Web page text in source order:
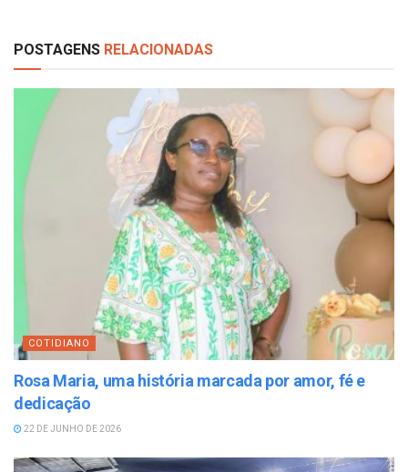
POSTAGENS RELACIONADAS
COTIDIANO
Rosa Maria, uma história marcada por amor, fé e
dedicação
22 DE JUNHO DE 2026